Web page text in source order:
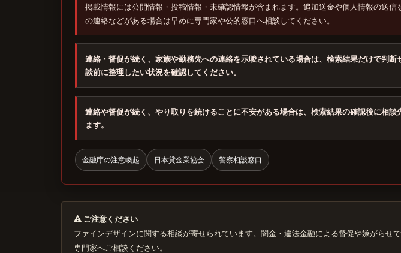
掲載情報には公開情報・投稿情報・未確認情報が含まれます。追加送金や個人情報の送
の連絡などがある場合は早めに専門家や公的窓口へ相談してください。
連絡・督促が続く、家族や勤務先への連絡を示唆されている場合は、検索結果だけで判断
談前に整理したい状況を確認してください。
連絡や督促が続く、やり取りを続けることに不安がある場合は、検索結果の確認後に相談
ます。
金融庁の注意喚起 日本貸金業協会 警察相談窓口
ご注意ください
ファインデザインに関する相談が寄せられています。闇金・違法金融による督促や嫌がらせ
専門家へご相談ください。